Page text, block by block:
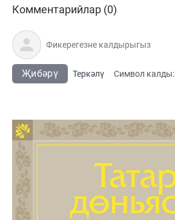
Комментарийлар (0)
Җибәрү Теркәлү Cимвол калды: